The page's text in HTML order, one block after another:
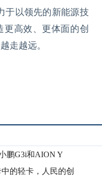
于以领先的新能源技
高效、更体面的创
走越远。
鹏G3i和AION Y
的轻卡，人民的创